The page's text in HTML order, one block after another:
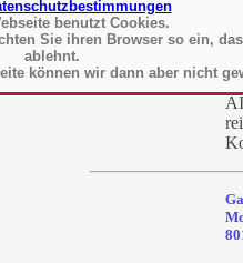
benutzt Cookies.
Sie ihren Browser so ein,
ablehnt.
können wir dann aber nicht